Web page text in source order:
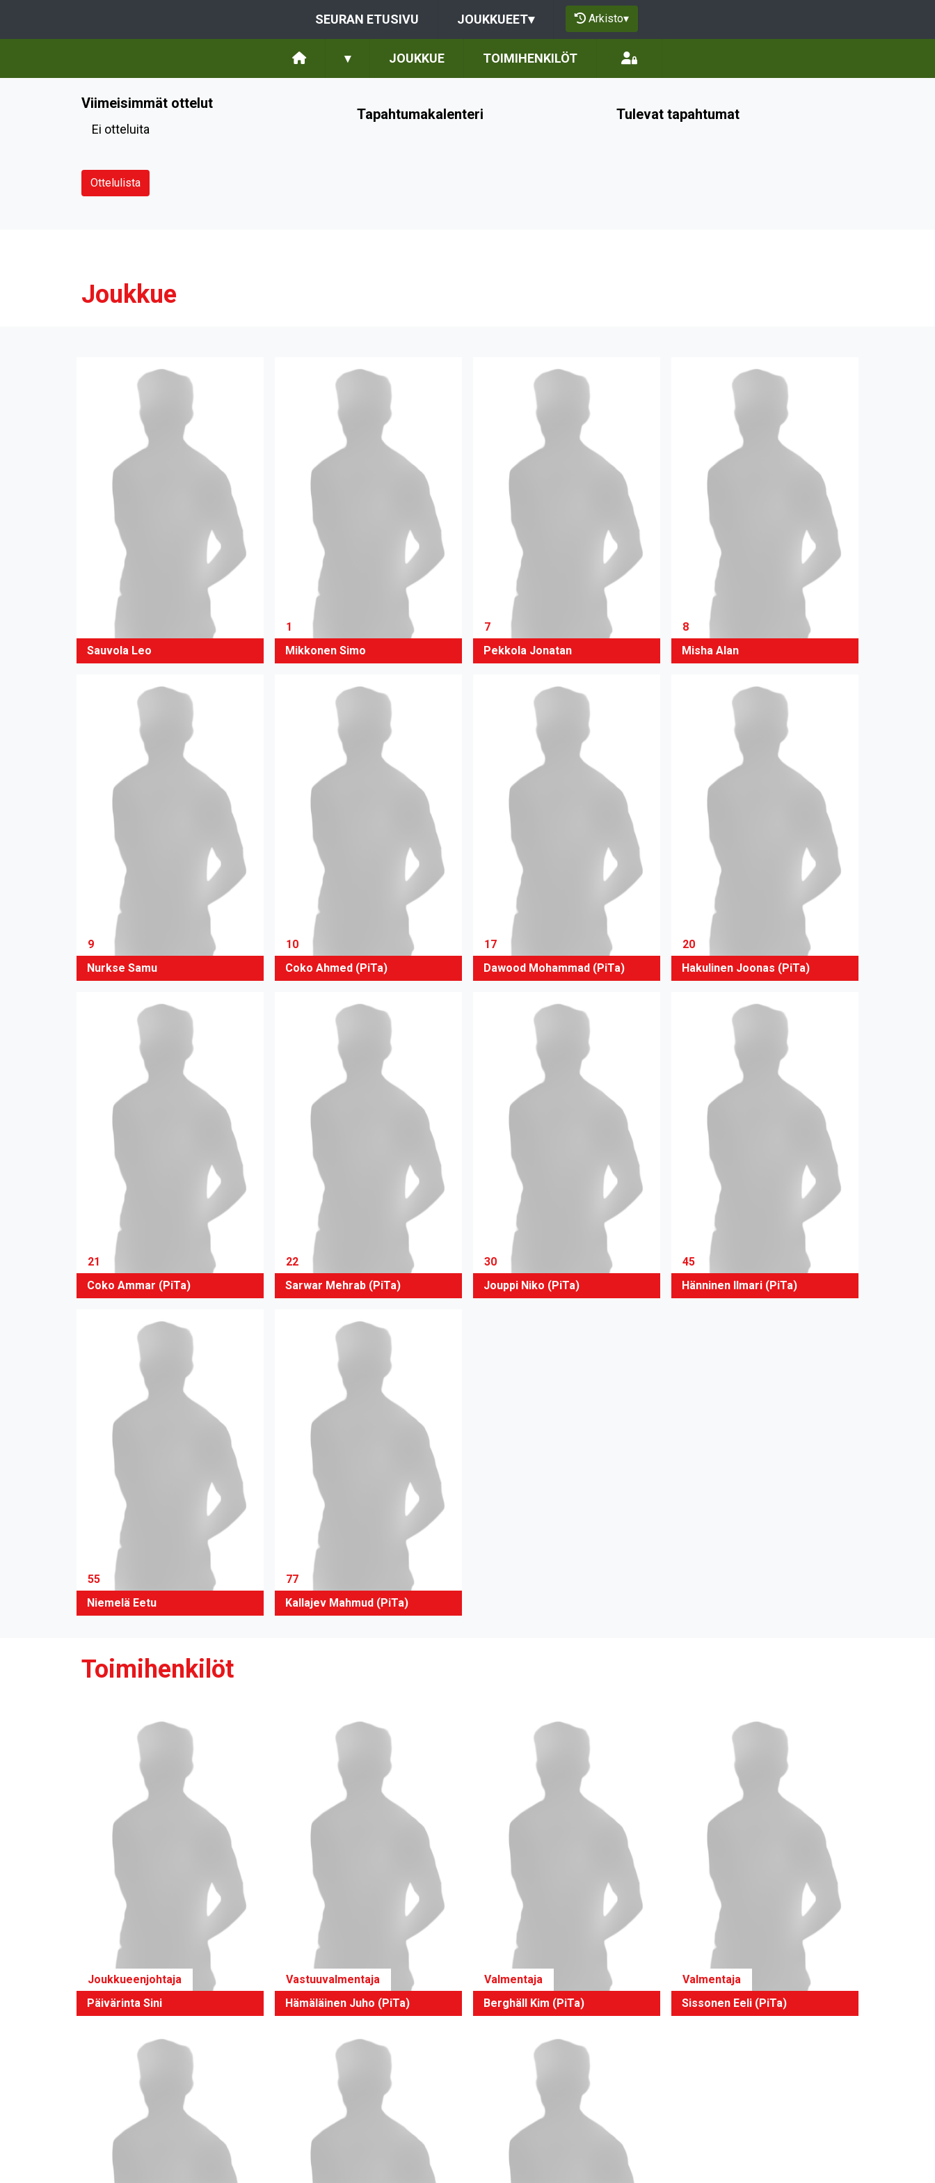
SEURAN ETUSIVU JOUKKUEET▾ Arkisto▾
▾ JOUKKUE TOIMIHENKILÖT
Viimeisimmät ottelut
Ei otteluita
Ottelulista
Tapahtumakalenteri Tulevat tapahtumat
Joukkue
Sauvola Leo
1
Mikkonen Simo
7
Pekkola Jonatan
8
Misha Alan
9
Nurkse Samu
10
Coko Ahmed (PiTa)
17
Dawood Mohammad (PiTa)
20
Hakulinen Joonas (PiTa)
21
Coko Ammar (PiTa)
22
Sarwar Mehrab (PiTa)
30
Jouppi Niko (PiTa)
45
Hänninen Ilmari (PiTa)
55
Niemelä Eetu
77
Kallajev Mahmud (PiTa)
Toimihenkilöt
Joukkueenjohtaja
Päivärinta Sini
Vastuuvalmentaja
Hämäläinen Juho (PiTa)
Valmentaja
Berghäll Kim (PiTa)
Valmentaja
Sissonen Eeli (PiTa)